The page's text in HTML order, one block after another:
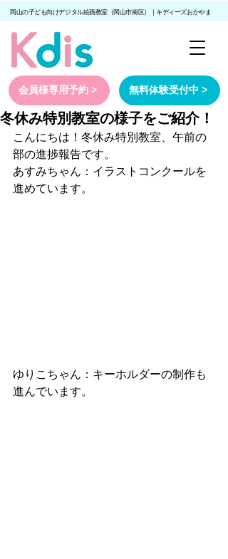
岡山の子ども向けデジタル絵画教室（岡山市南区）｜キディーズおかやま
会員様専用予約 > 無料体験受付中 >
冬休み特別教室の様子をご紹介！
こんにちは！冬休み特別教室、午前の
部の進捗報告です。
あすみちゃん：イラストコンクールを
進めています。
ゆりこちゃん：キーホルダーの制作も
進んでいます。